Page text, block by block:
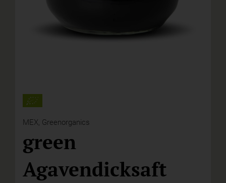
MEX, Greenorganics
green
Agavendicksaft